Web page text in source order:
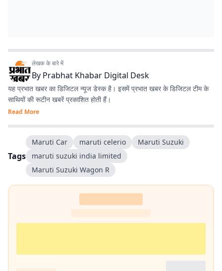
लेखक के बारे में
By Prabhat Khabar Digital Desk
यह प्रभात खबर का डिजिटल न्यूज डेस्क है। इसमें प्रभात खबर के डिजिटल टीम के
साथियों की रूटीन खबरें प्रकाशित होती हैं।
Read More
Tags
Maruti Car maruti celerio
Maruti Suzuki
maruti suzuki india limited
Maruti Suzuki Wagon R